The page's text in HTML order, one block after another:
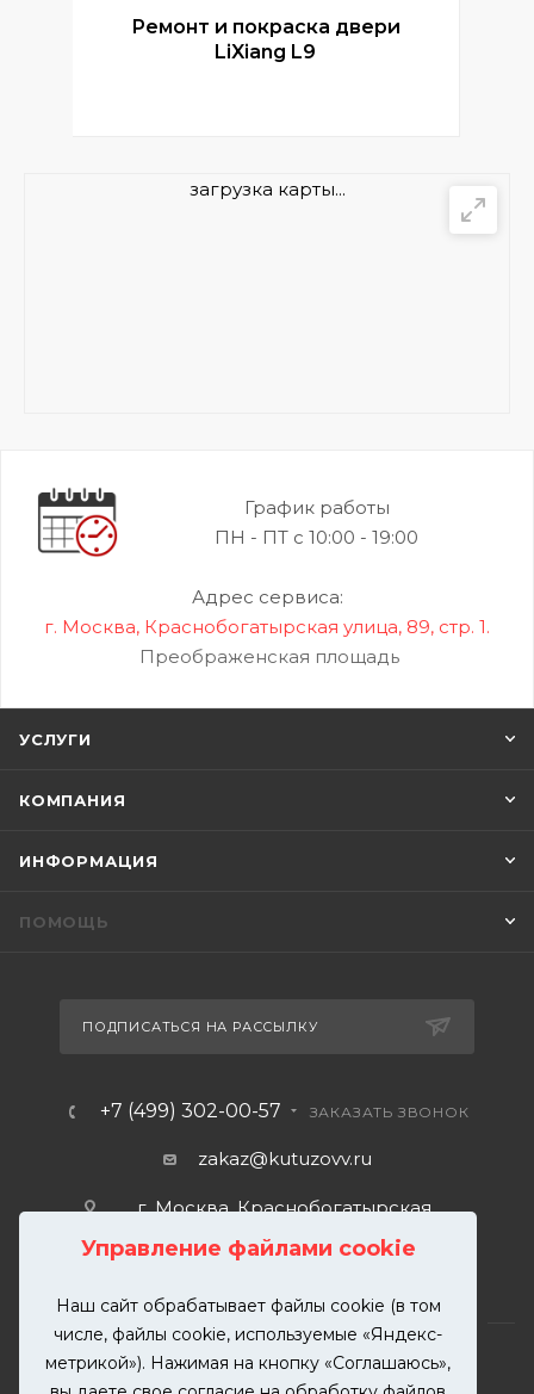
Управление файлами cookie
Наш сайт обрабатывает файлы cookie (в том
числе, файлы cookie, используемые «Яндекс-
метрикой»). Нажимая на кнопку «Соглашаюсь»,
Ремонт и покраска двери
LiXiang L9
загрузка карты...
График работы
ПН - ПТ с 10:00 - 19:00
Адрес сервиса:
г. Москва, Краснобогатырская улица, 89, стр. 1.
Преображенская площадь
УСЛУГИ
КОМПАНИЯ
ИНФОРМАЦИЯ
ПОМОЩЬ
ПОДПИСАТЬСЯ НА РАССЫЛКУ
+7 (499) 302-00-57 ЗАКАЗАТЬ ЗВОНОК
zakaz@kutuzovv.ru
г. Москва, Краснобогатырская